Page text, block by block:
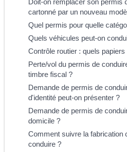
cartonné par un nouveau
Quel permis pour quelle
Quels véhicules peut-on
Contrôle routier : quels
Perte/vol du permis de
timbre fiscal ?
Demande de permis de
d'identité peut-on présenter ?
Demande de permis de
domicile ?
Comment suivre la fabrication
conduire ?